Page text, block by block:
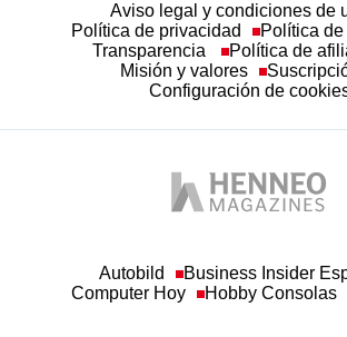
Aviso legal y condiciones de
Política de privacidad
Política
Transparencia
Política de
Misión y valores
Configuración de
Autobild
Business Insider
Computer Hoy
Hobby Consolas